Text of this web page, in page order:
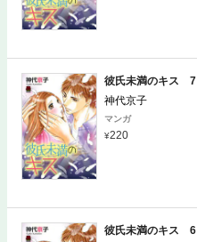
彼氏未満のキス 7
神代京子
マンガ
220
彼氏未満のキス 6